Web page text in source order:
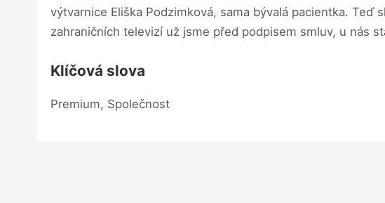
výtvarnice Eliška Podzimková, sama bývalá pacientka.
zahraničních televizí už jsme před podpisem smluv, u nás
Klíčová slova
Premium, Společnost